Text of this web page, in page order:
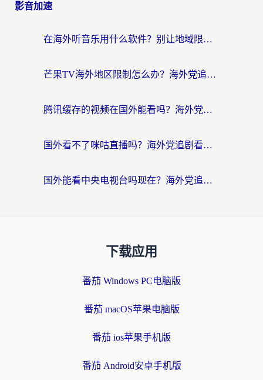
影音加速
在海外听音乐用什么软件？别让地域限制断了你的华语歌单
芒果TV海外地区限制怎么办？海外党追剧看片的实用加速器选择指南
腾讯缓存的视频在国外能看吗？海外党追剧看片的终极解决方案
国外看不了咪咕直播吗？海外党追剧看片的加速器选择指南
国外能看中央电视台吗现在？海外党追剧看央视的实用指南
下载应用
番茄 Windows PC电脑版
番茄 macOS苹果电脑版
番茄 ios苹果手机版
番茄 Android安卓手机版